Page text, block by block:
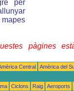
per
mapes
pàgines
Central
Amèrica del
Ciclons Raig Aeroports